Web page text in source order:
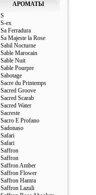
АРОМАТЫ
S
S-ex
Sa Ferradura
Sa Majeste la Rose
Sabil Nocturne
Sable Marocain
Sable Nuit
Sable Pourpre
Sabotage
Sacre du Printemps
Sacred Groove
Sacred Scarab
Sacred Water
Sacreste
Sacro E Profano
Sadonaso
Safari
Safari
Saffron
Saffron
Saffron Amber
Saffron Flower
Saffron Hamra
Saffron Lazuli